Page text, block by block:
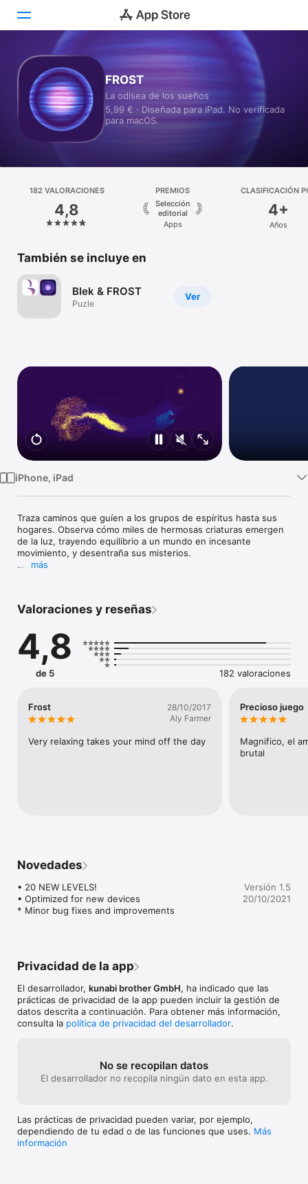
Hoy
Juegos
Apps
Plataforma
iPhone
Watch
TV
FROST
La odisea de los sueños
5,99 € · Diseñada para iPad. No verificada
para macOS.
182 VALORACIONES
4,8
PREMIOS
Selección
editorial
Apps
CLASIFICACIÓN
4+
Años
También se incluye en
Ver
Blek & FROST
Puzle
iPhone, iPad
Traza caminos que guíen a los grupos de espíritus hasta sus
hogares. Observa cómo miles de hermosas criaturas emergen
de la luz, trayendo equilibrio a un mundo en incesante
movimiento, y desentraña sus misterios.
•	Flores de neutrinos
En una arrebatadora historia sobre la atracción, la interacción y
la transformación.
También aparecen:
•	Ramos de petardos
•	Muros vivientes
•	Pastores de la supergravedad... ¡y muchos más!
más
Valoraciones y reseñas
4,8
de 5 182 valoraciones
Frost
28/10/2017
Aly Farmer
Very relaxing takes your mind off the day
Precioso juego
Magnifico, el
brutal
Novedades
• 20 NEW LEVELS!
• Optimized for new devices
* Minor bug fixes and improvements
Versión 1.5
20/10/2021
Privacidad de la app
El desarrollador, kunabi brother GmbH, ha indicado que las
prácticas de privacidad de la app pueden incluir la gestión de
datos descrita a continuación. Para obtener más información,
consulta la política de privacidad del desarrollador.
No se recopilan datos
El desarrollador no recopila ningún dato en esta app.
Las prácticas de privacidad pueden variar, por ejemplo,
dependiendo de tu edad o de las funciones que uses. Más
información